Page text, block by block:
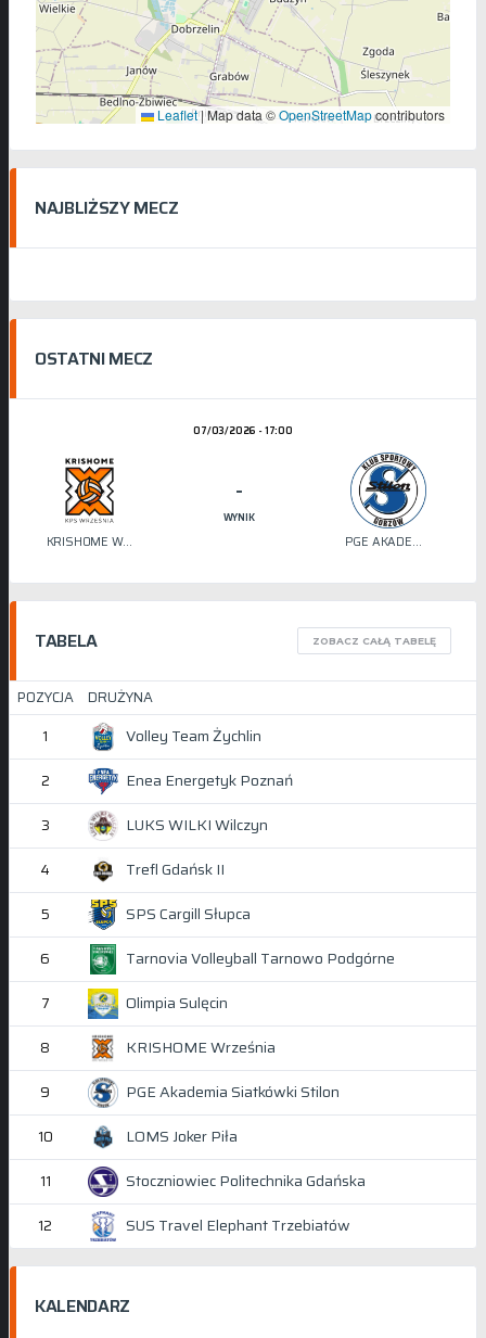
Leaflet|Map data ©OpenStreetMapcontributors
NAJBLIŻSZY MECZ
OSTATNI MECZ
07/03/2026 - 17:00
KRISHOME WRZEŚNIA PGE AKADEMIA SIATKÓWKI STILON
-
WYNIK
TABELA ZOBACZ CAŁĄ TABELĘ
POZYCJA
DRUŻYNA
1
Volley Team Żychlin
2 Enea Energetyk Poznań
3 LUKS WILKI Wilczyn
4 Trefl Gdańsk II
5 SPS Cargill Słupca
6 Tarnovia Volleyball Tarnowo Podgórne
7 Olimpia Sulęcin
8 KRISHOME Września
9 PGE Akademia Siatkówki Stilon
10 LOMS Joker Piła
11 Stoczniowiec Politechnika Gdańska
12 SUS Travel Elephant Trzebiatów
KALENDARZ